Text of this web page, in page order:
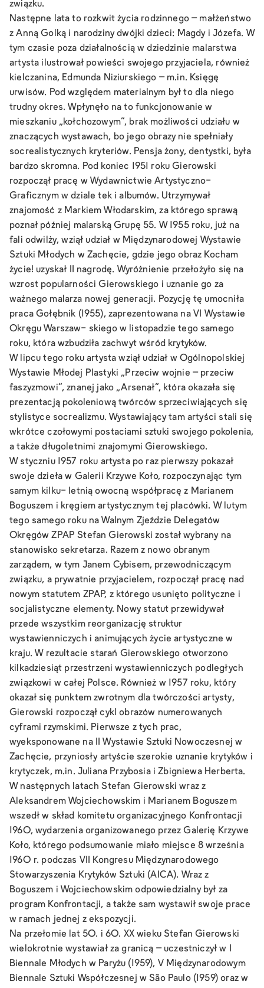
związku.
Następne lata to rozkwit życia rodzinnego – małżeństwo
z Anną Golką i narodziny dwójki dzieci: Magdy i Józefa. W
tym czasie poza działalnością w dziedzinie malarstwa
artysta ilustrował powieści swojego przyjaciela, również
kielczanina, Edmunda Niziurskiego – m.in. Księgę
urwisów. Pod względem materialnym był to dla niego
trudny okres. Wpłynęło na to funkcjonowanie w
mieszkaniu „kołchozowym”, brak możliwości udziału w
znaczących wystawach, bo jego obrazy nie spełniały
socrealistycznych kryteriów. Pensja żony, dentystki, była
bardzo skromna. Pod koniec 1951 roku Gierowski
rozpoczął pracę w Wydawnictwie Artystyczno-
Graficznym w dziale tek i albumów. Utrzymywał
znajomość z Markiem Włodarskim, za którego sprawą
poznał później malarską Grupę 55. W 1955 roku, już na
fali odwilży, wziął udział w Międzynarodowej Wystawie
Sztuki Młodych w Zachęcie, gdzie jego obraz Kocham
życie! uzyskał II nagrodę. Wyróżnienie przełożyło się na
wzrost popularności Gierowskiego i uznanie go za
ważnego malarza nowej generacji. Pozycję tę umocniła
pracaGołębnik (1955), zaprezentowana na VI Wystawie
Okręgu Warszaw- skiego w listopadzie tego samego
roku, która wzbudziła zachwyt wśród krytyków.
W lipcu tego roku artysta wziął udział w Ogólnopolskiej
Wystawie Młodej Plastyki „Przeciw wojnie – przeciw
faszyzmowi”, znanej jako „Arsenał”, która okazała się
prezentacją pokoleniową twórców sprzeciwiających się
stylistyce socrealizmu. Wystawiający tam artyści stali się
wkrótce czołowymi postaciami sztuki swojego pokolenia,
a także długoletnimi znajomymi Gierowskiego.
W styczniu 1957 roku artysta po raz pierwszy pokazał
swoje dzieła w Galerii Krzywe Koło, rozpoczynając tym
samym kilku- letnią owocną współpracę z Marianem
Boguszem i kręgiem artystycznym tej placówki. W lutym
tego samego roku na Walnym Zjeździe Delegatów
Okręgów ZPAP Stefan Gierowski został wybrany na
stanowisko sekretarza. Razem z nowo obranym
zarządem, w tym Janem Cybisem, przewodniczącym
związku, a prywatnie przyjacielem, rozpoczął pracę nad
nowym statutem ZPAP, z którego usunięto polityczne i
socjalistyczne elementy. Nowy statut przewidywał
przede wszystkim reorganizację struktur
wystawienniczych i animujących życie artystyczne w
kraju. W rezultacie starań Gierowskiego otworzono
kilkadziesiąt przestrzeni wystawienniczych podległych
związkowi w całej Polsce. Również w 1957 roku, który
okazał się punktem zwrotnym dla twórczości artysty,
Gierowski rozpoczął cykl obrazów numerowanych
cyframi rzymskimi. Pierwsze z tych prac,
wyeksponowane na II Wystawie Sztuki Nowoczesnej w
Zachęcie, przyniosły artyście szerokie uznanie krytyków i
krytyczek, m.in. Juliana Przybosia i Zbigniewa Herberta.
W następnych latach Stefan Gierowski wraz z
Aleksandrem Wojciechowskim i Marianem Boguszem
wszedł w skład komitetu organizacyjnego Konfrontacji
1960, wydarzenia organizowanego przez Galerię Krzywe
Koło, którego podsumowanie miało miejsce 8 września
1960 r. podczas VII Kongresu Międzynarodowego
Stowarzyszenia Krytyków Sztuki (AICA). Wraz z
Boguszem i Wojciechowskim odpowiedzialny był za
program Konfrontacji, a także sam wystawił swoje prace
w ramach jednej z ekspozycji.
Na przełomie lat 50. i 60. XX wieku Stefan Gierowski
wielokrotnie wystawiał za granicą – uczestniczył w I
Biennale Młodych w Paryżu (1959), V Międzynarodowym
Biennale Sztuki Współczesnej w São Paulo (1959) oraz w